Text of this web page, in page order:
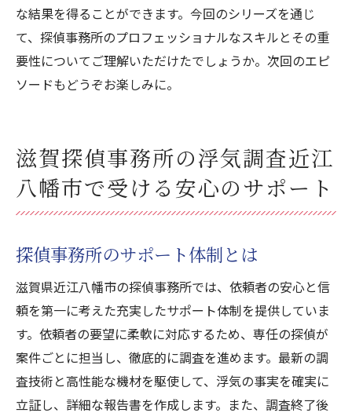
な結果を得ることができます。今回のシリーズを通じ
て、探偵事務所のプロフェッショナルなスキルとその重
要性についてご理解いただけたでしょうか。次回のエピ
ソードもどうぞお楽しみに。
滋賀探偵事務所の浮気調査近江
八幡市で受ける安心のサポート
探偵事務所のサポート体制とは
滋賀県近江八幡市の探偵事務所では、依頼者の安心と信
頼を第一に考えた充実したサポート体制を提供していま
す。依頼者の要望に柔軟に対応するため、専任の探偵が
案件ごとに担当し、徹底的に調査を進めます。最新の調
査技術と高性能な機材を駆使して、浮気の事実を確実に
立証し、詳細な報告書を作成します。また、調査終了後